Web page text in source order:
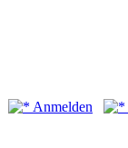
Anmelden